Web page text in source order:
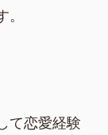
て恋愛経験